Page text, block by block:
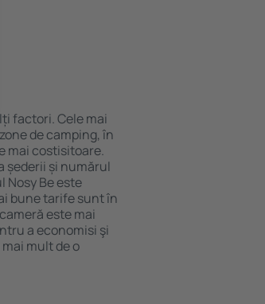
factori. Cele mai
de camping, în
mai costisitoare.
șederii și numărul
Nosy Be este
bune tarife sunt în
este mai
a economisi şi
mult de o